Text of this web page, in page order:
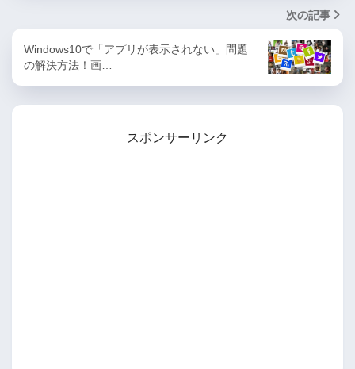
次の記事
Windows10で「アプリが表示されない」問題
の解決方法！画…
スポンサーリンク